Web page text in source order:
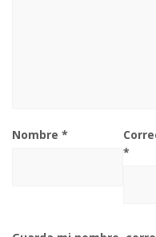
Nombre *
*